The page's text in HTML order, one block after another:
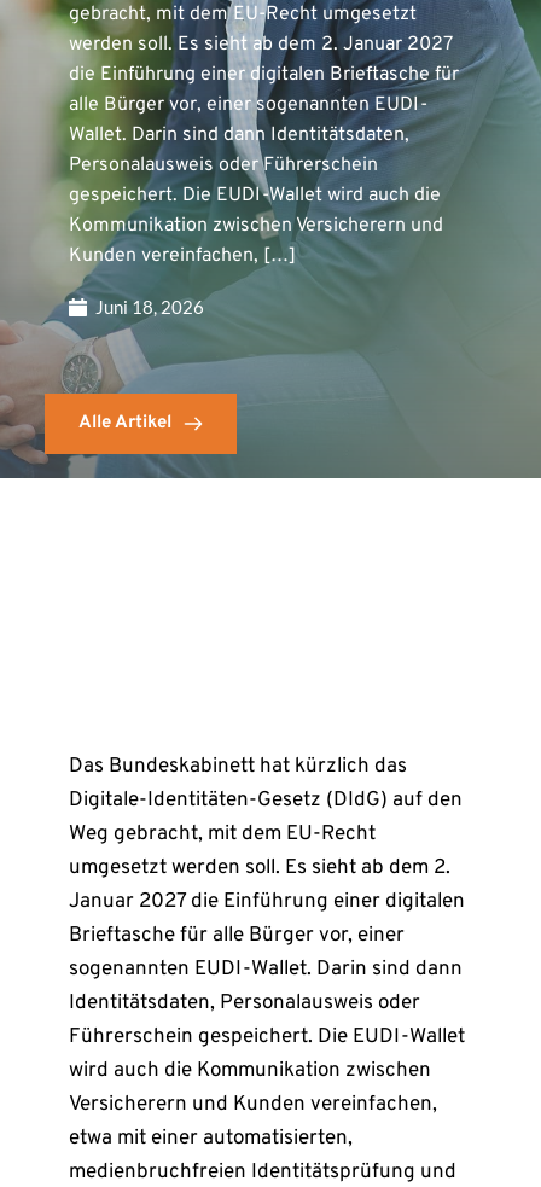
gebracht, mit dem EU-Recht umgesetzt
werden soll. Es sieht ab dem 2. Januar 2027
die Einführung einer digitalen Brieftasche für
alle Bürger vor, einer sogenannten EUDI-
Wallet. Darin sind dann Identitätsdaten,
Personalausweis oder Führerschein
gespeichert. Die EUDI-Wallet wird auch die
Kommunikation zwischen Versicherern und
Kunden vereinfachen, […]
Juni 18, 2026
Alle Artikel
Das Bundeskabinett hat kürzlich das
Digitale-Identitäten-Gesetz (DIdG) auf den
Weg gebracht, mit dem EU-Recht
umgesetzt werden soll. Es sieht ab dem 2.
Januar 2027 die Einführung einer digitalen
Brieftasche für alle Bürger vor, einer
sogenannten EUDI-Wallet. Darin sind dann
Identitätsdaten, Personalausweis oder
Führerschein gespeichert. Die EUDI-Wallet
wird auch die Kommunikation zwischen
Versicherern und Kunden vereinfachen,
etwa mit einer automatisierten,
medienbruchfreien Identitätsprüfung und